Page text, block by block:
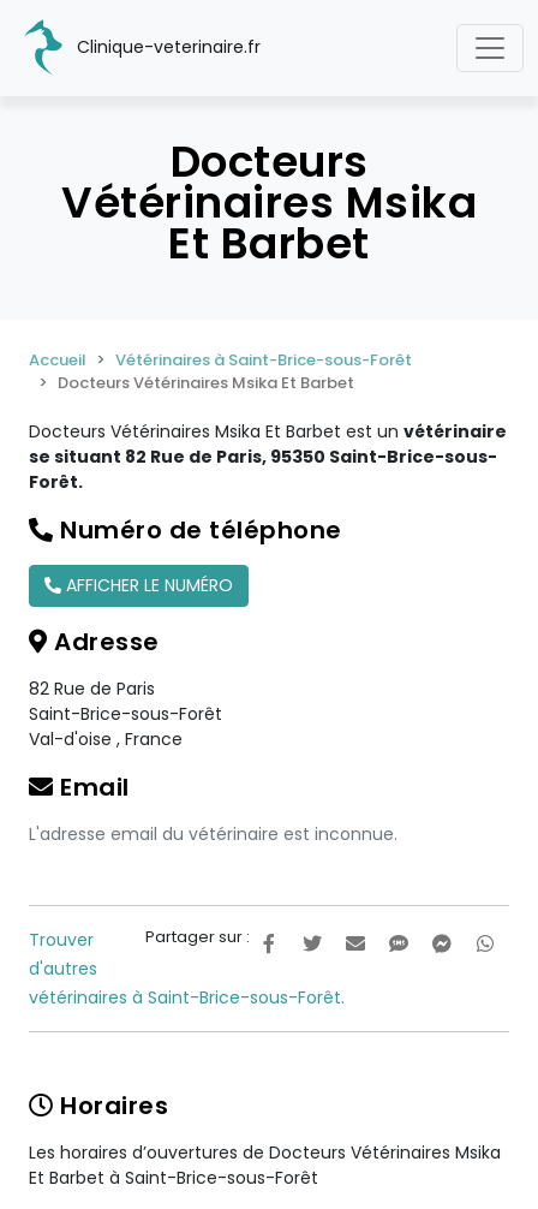
Clinique-veterinaire.fr
Docteurs
Vétérinaires Msika
Et Barbet
Accueil
Vétérinaires à Saint-Brice-sous-Forêt
Docteurs Vétérinaires Msika Et Barbet
Docteurs Vétérinaires Msika Et Barbet est un vétérinaire
se situant 82 Rue de Paris, 95350 Saint-Brice-sous-
Forêt.
Numéro de téléphone
AFFICHER LE NUMÉRO
Adresse
82 Rue de Paris
Saint-Brice-sous-Forêt
Val-d'oise , France
Email
L'adresse email du vétérinaire est inconnue.
Partager sur :
Trouver
d'autres
vétérinaires à Saint-Brice-sous-Forêt.
Horaires
Les horaires d’ouvertures de Docteurs Vétérinaires Msika
Et Barbet à Saint-Brice-sous-Forêt